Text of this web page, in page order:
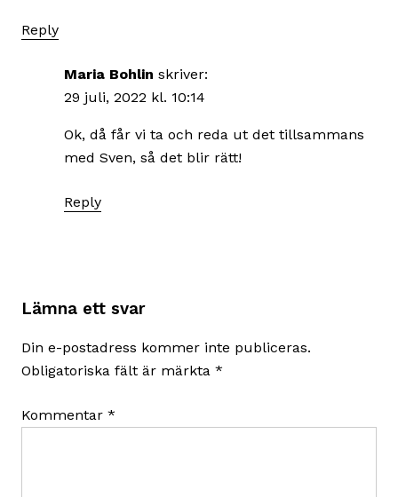
Reply
Maria Bohlin skriver:
29 juli, 2022 kl. 10:14
Ok, då får vi ta och reda ut det tillsammans
med Sven, så det blir rätt!
Reply
Lämna ett svar
Din e-postadress kommer inte publiceras.
Obligatoriska fält är märkta *
Kommentar *